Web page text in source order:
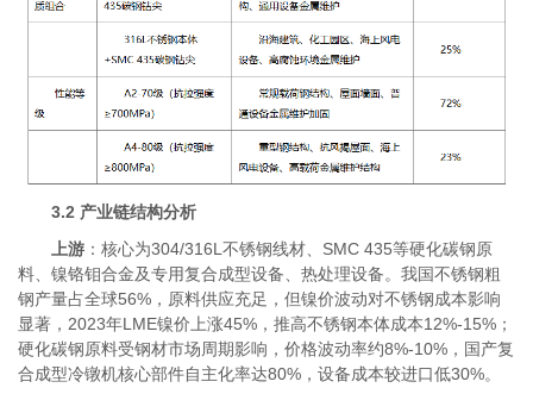
3.2 产业链结构分析
上游 ：核心为304/316L不锈钢线材、SMC 435等硬化碳钢原
料、镍铬钼合金及专用复合成型设备、热处理设备。我国不锈钢粗
钢产量占全球56%，原料供应充足，但镍价波动对不锈钢成本影响
显著，2023年LME镍价上涨45%，推高不锈钢本体成本12%-15%；
硬化碳钢原料受钢材市场周期影响，价格波动率约8%-10%，国产复
合成型冷镦机核心部件自主化率达80%，设备成本较进口低30%。